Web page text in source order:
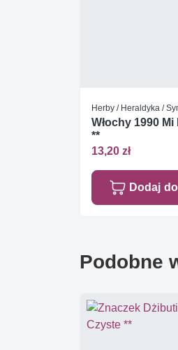
Herby / Heraldyka /
Włochy 1990
**
13,20 zł
Dodaj
Podobne